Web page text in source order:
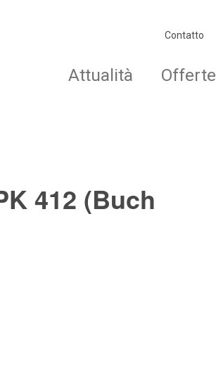
Contatto
Attualità Offerte
412 (Buch